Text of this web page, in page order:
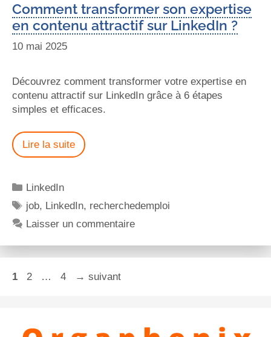
Comment transformer son expertise
en contenu attractif sur LinkedIn ?
10 mai 2025
Découvrez comment transformer votre expertise en
contenu attractif sur LinkedIn grâce à 6 étapes
simples et efficaces.
Lire la suite
LinkedIn
job, LinkedIn, recherchedemploi
Laisser un commentaire
1 2 … 4 → suivant